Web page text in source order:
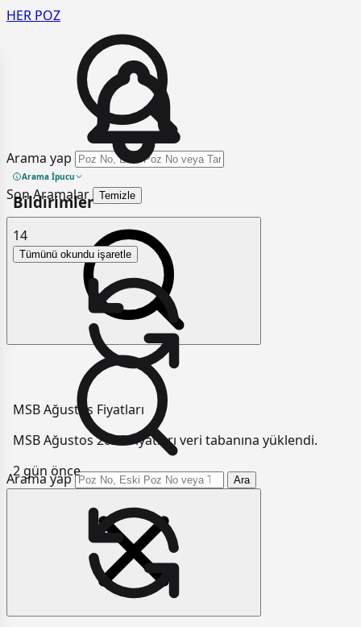
HER POZ
Arama yap
Arama İpucu
Son Aramalar Temizle
Arama yap Ara
Bildirimler
14
Tümünü okundu işaretle
MSB Ağustos Fiyatları
MSB Ağustos 2026 Fiyatları veri tabanına yüklendi.
2 gün önce